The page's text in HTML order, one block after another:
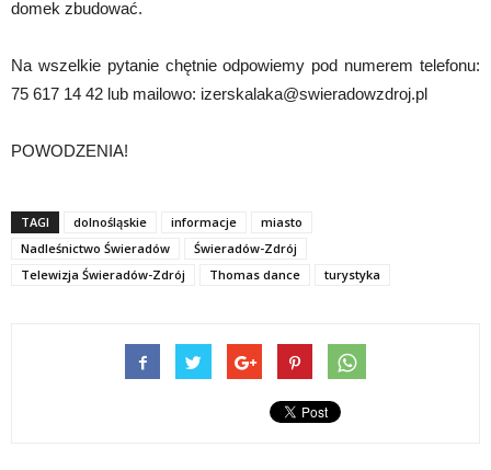
domek zbudować.
Na wszelkie pytanie chętnie odpowiemy pod numerem telefonu:
75 617 14 42 lub mailowo: izerskalaka@swieradowzdroj.pl
POWODZENIA!
TAGI dolnośląskie informacje
miasto
Nadleśnictwo Świeradów
Świeradów-Zdrój
Telewizja Świeradów-Zdrój
Thomas dance turystyka